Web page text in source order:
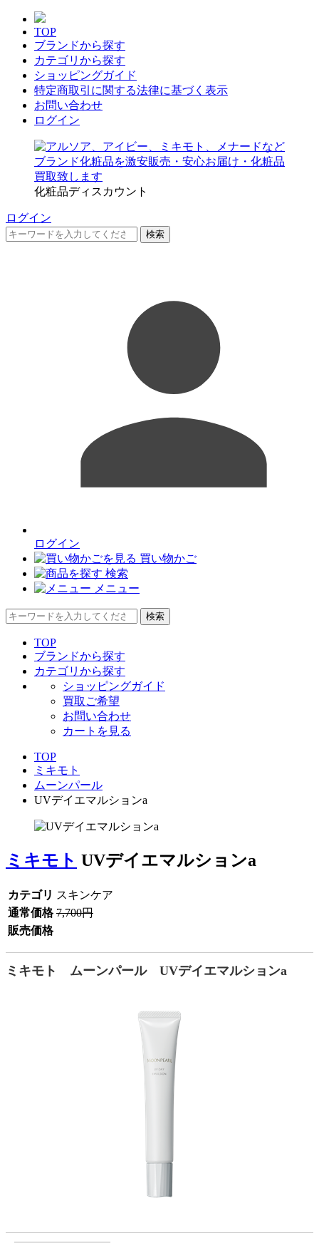
TOP
ブランドから探す
カテゴリから探す
ショッピングガイド
特定商取引に関する法律に基づく表示
お問い合わせ
ログイン
化粧品ディスカウント
ログイン
検索
ログイン
買い物かご
検索
メニュー
検索
TOP
ブランドから探す
カテゴリから探す
ショッピングガイド
買取ご希望
お問い合わせ
カートを見る
TOP
ミキモト
ムーンパール
UVデイエマルションa
ミキモト UVデイエマルションa
カテゴリ スキンケア
通常価格 7,700円
販売価格
ミキモト ムーンパール UVデイエマルションa